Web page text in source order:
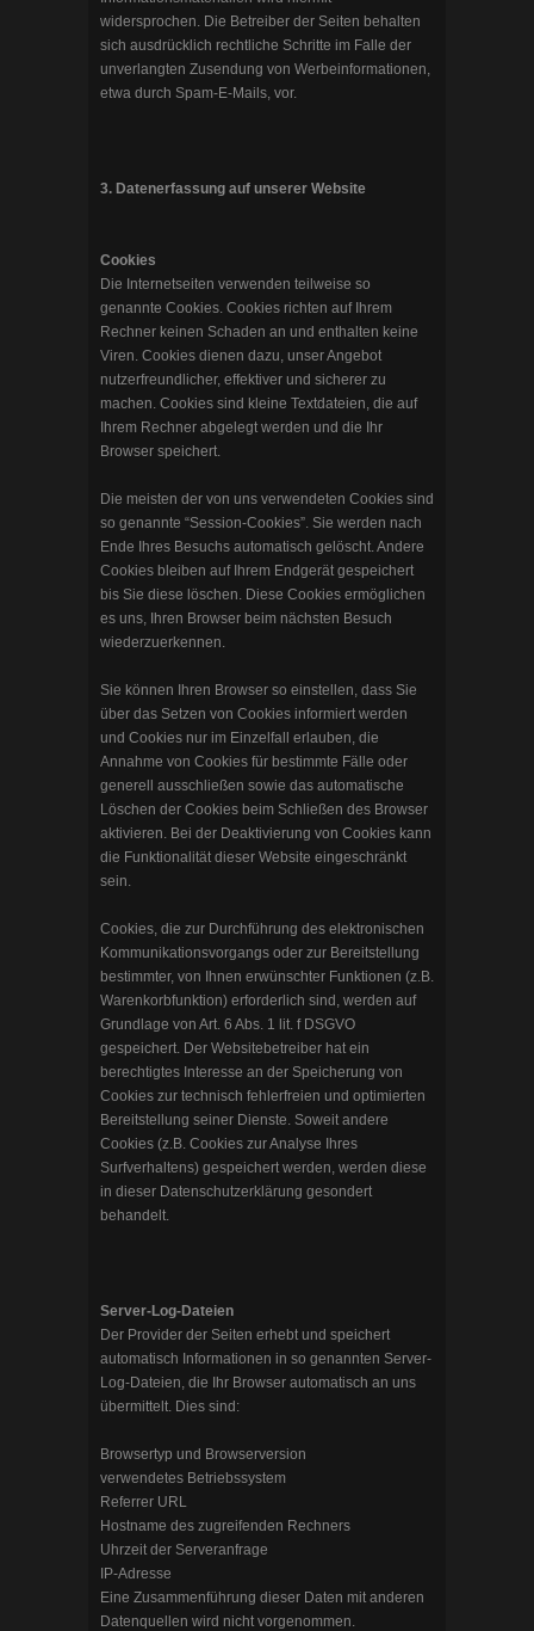
widersprochen. Die Betreiber der Seiten behalten
sich ausdrücklich rechtliche Schritte im Falle der
unverlangten Zusendung von Werbeinformationen,
etwa durch Spam-E-Mails, vor.
3. Datenerfassung auf unserer Website
Cookies
Die Internetseiten verwenden teilweise so
genannte Cookies. Cookies richten auf Ihrem
Rechner keinen Schaden an und enthalten keine
Viren. Cookies dienen dazu, unser Angebot
nutzerfreundlicher, effektiver und sicherer zu
machen. Cookies sind kleine Textdateien, die auf
Ihrem Rechner abgelegt werden und die Ihr
Browser speichert.
Die meisten der von uns verwendeten Cookies sind
so genannte “Session-Cookies”. Sie werden nach
Ende Ihres Besuchs automatisch gelöscht. Andere
Cookies bleiben auf Ihrem Endgerät gespeichert
bis Sie diese löschen. Diese Cookies ermöglichen
es uns, Ihren Browser beim nächsten Besuch
wiederzuerkennen.
Sie können Ihren Browser so einstellen, dass Sie
über das Setzen von Cookies informiert werden
und Cookies nur im Einzelfall erlauben, die
Annahme von Cookies für bestimmte Fälle oder
generell ausschließen sowie das automatische
Löschen der Cookies beim Schließen des Browser
aktivieren. Bei der Deaktivierung von Cookies kann
die Funktionalität dieser Website eingeschränkt
sein.
Cookies, die zur Durchführung des elektronischen
Kommunikationsvorgangs oder zur Bereitstellung
bestimmter, von Ihnen erwünschter Funktionen (z.B.
Warenkorbfunktion) erforderlich sind, werden auf
Grundlage von Art. 6 Abs. 1 lit. f DSGVO
gespeichert. Der Websitebetreiber hat ein
berechtigtes Interesse an der Speicherung von
Cookies zur technisch fehlerfreien und optimierten
Bereitstellung seiner Dienste. Soweit andere
Cookies (z.B. Cookies zur Analyse Ihres
Surfverhaltens) gespeichert werden, werden diese
in dieser Datenschutzerklärung gesondert
behandelt.
Server-Log-Dateien
Der Provider der Seiten erhebt und speichert
automatisch Informationen in so genannten Server-
Log-Dateien, die Ihr Browser automatisch an uns
übermittelt. Dies sind:
Browsertyp und Browserversion
verwendetes Betriebssystem
Referrer URL
Hostname des zugreifenden Rechners
Uhrzeit der Serveranfrage
IP-Adresse
Eine Zusammenführung dieser Daten mit anderen
Datenquellen wird nicht vorgenommen.